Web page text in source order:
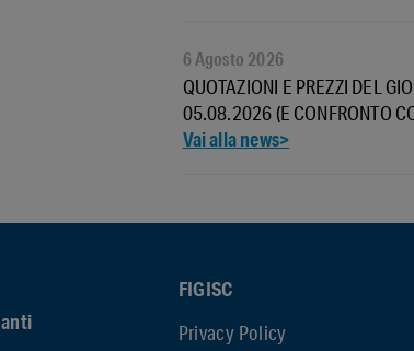
QUOTAZIONI E PREZZI DEL
05.08.2026 (E CONFRONTO
6 Agosto 2026
FIGISC
Privacy Policy